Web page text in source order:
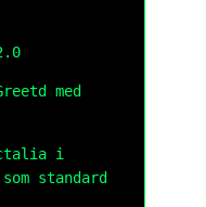
med
i
standard